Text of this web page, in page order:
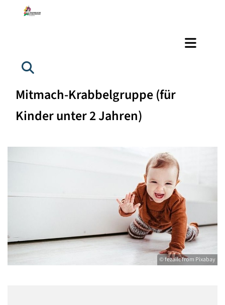
Mitmach-Krabbelgruppe (für
Kinder unter 2 Jahren)
© fezailc from Pixabay